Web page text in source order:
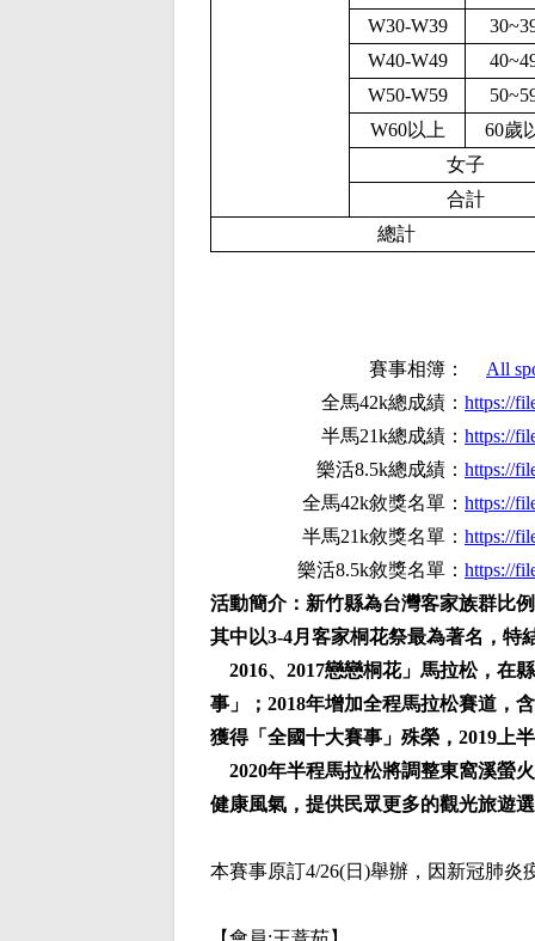
W30-W39
W40-W49
W50-W59
W60以上
60歲
女子
合計
總計
賽事相簿：
All
全馬42k總成績： https://
半馬21k總成績： https://
樂活8.5k總成績： https://
全馬42k敘獎名單： https://
半馬21k敘獎名單： https://
樂活8.5k敘獎名單： https://
活動簡介：新竹縣為台灣客家族群比
其中以3-4月客家桐花祭最為著名，特
2016、2017戀戀桐花」馬拉松，在
事」；2018年增加全程馬拉松賽道，
獲得「全國十大賽事」殊榮，2019上
2020年半程馬拉松將調整東窩溪螢
健康風氣，提供民眾更多的觀光旅遊
本賽事原訂4/26(日)舉辦，因新冠肺炎